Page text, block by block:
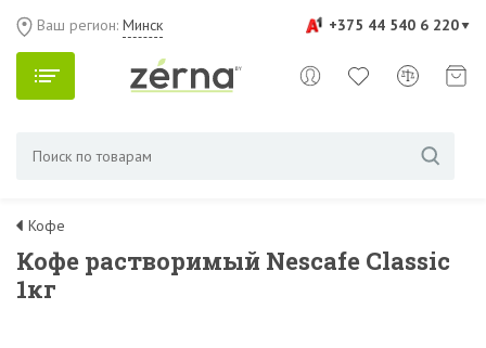
+375 44 540 6 220
Ваш регион: Минск
Кофе
Кофе растворимый Nescafe Classic
1кг